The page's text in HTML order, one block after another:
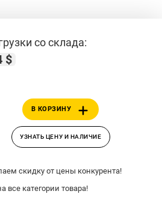
со склада:
$
В КОРЗИНУ
УЗНАТЬ ЦЕНУ И НАЛИЧИЕ
скидку от цены конкурента!
все категории товара!